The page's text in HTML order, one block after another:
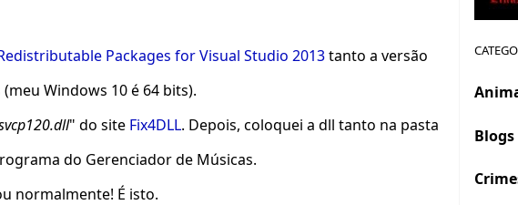
Packages for Visual Studio 2013tanto a versão
Windows 10 é 64 bits).
" do site Fix4DLL. Depois, coloquei a dll tanto na pasta
do Gerenciador de Músicas.
normalmente! É isto.
Blogs